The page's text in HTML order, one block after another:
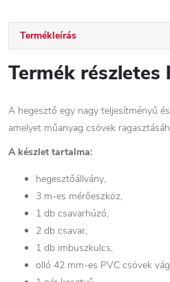
Termékleírás
Termék részletes
A hegesztő egy nagy teljesítményű
amelyet műanyag csövek
A készlet tartalma:
hegesztőállvány,
3 m-es mérőeszköz,
1 db csavarhúzó,
2 db csavar,
1 db imbuszkulcs,
olló 42 mm-es PVC csövek